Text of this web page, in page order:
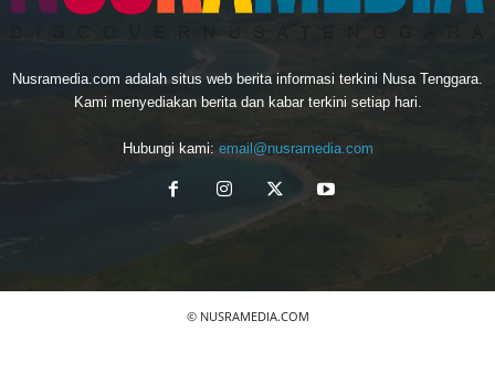
Nusramedia.com adalah situs web berita informasi terkini Nusa Tenggara.
Kami menyediakan berita dan kabar terkini setiap hari.
Hubungi kami: email@nusramedia.com
© NUSRAMEDIA.COM